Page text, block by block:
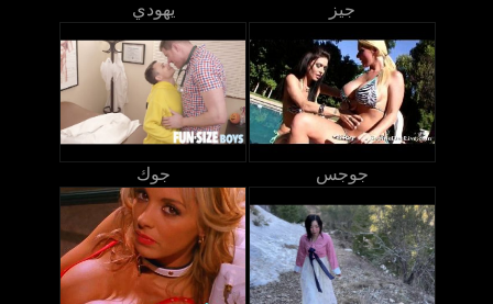
يهودي جيز
جوك جوجس